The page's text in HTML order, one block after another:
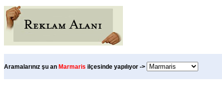
Aramalarınız şu an Marmaris ilçesinde yapılıyor ->